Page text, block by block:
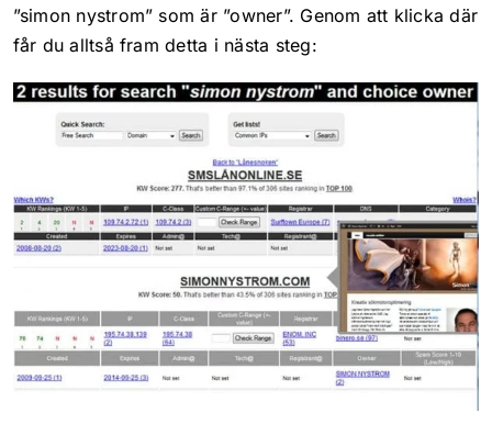
”simon nystrom” som är ”owner”. Genom att klicka där
får du alltså fram detta i nästa steg: